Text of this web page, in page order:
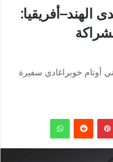
الهند–أفريقيا:
أوتام خوبراغادي سفيرة
بينتيريست واتساب